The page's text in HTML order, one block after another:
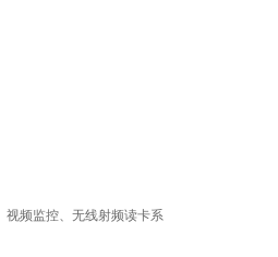
视频监控、无线射频读卡系